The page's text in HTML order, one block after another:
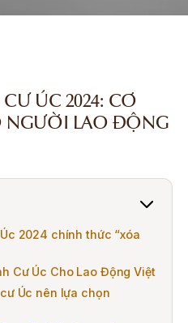
ÚC 2024: CƠ
LAO ĐỘNG
2024 chính thức “xóa
Cư Úc Cho Lao Động Việt
Úc nên lựa chọn